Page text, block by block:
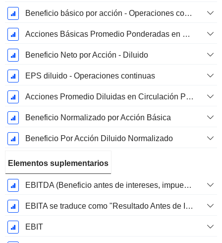
Beneficio básico por acción - Operaciones continuas
Acciones Básicas Promedio Ponderadas en Circulación
Beneficio Neto por Acción - Diluido
EPS diluido - Operaciones continuas
Acciones Promedio Diluidas en Circulación Ponderadas
Beneficio Normalizado por Acción Básica
Beneficio Por Acción Diluido Normalizado
Elementos suplementarios
EBITDA (Beneficio antes de intereses, impuestos, depreciación y amortización)
EBITA se traduce como "Resultado Antes de Intereses, Impuestos y Amortizaciones" en español.
EBIT